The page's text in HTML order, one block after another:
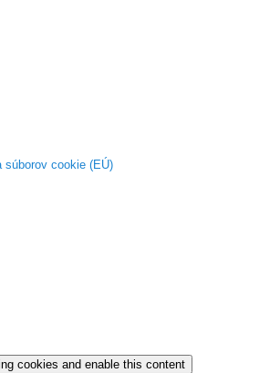
súborov cookie (EÚ)
cookies and enable this content